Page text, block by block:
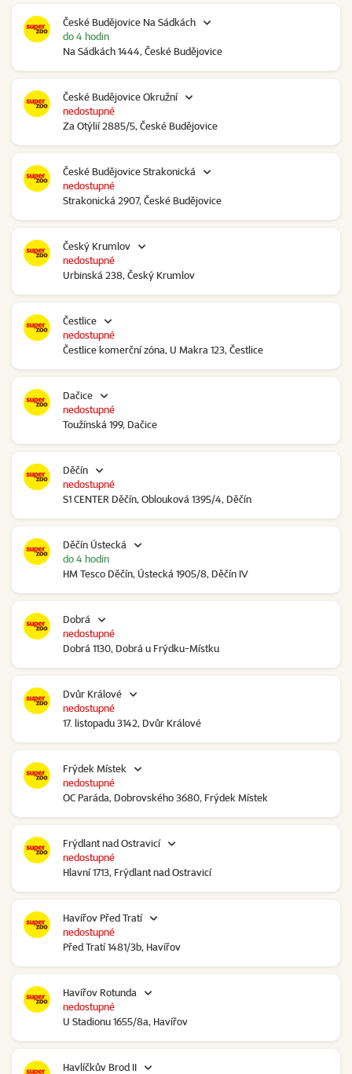
České Budějovice Na Sádkách
Na Sádkách 1444, České Budějovice
do 4 hodin
České Budějovice Okružní
Za Otýlií 2885/5, České Budějovice
nedostupné
České Budějovice Strakonická
Strakonická 2907, České Budějovice
nedostupné
Český Krumlov
Urbinská 238, Český Krumlov
nedostupné
Čestlice
Čestlice komerční zóna, U Makra 123, Čestlice
nedostupné
Dačice
Toužínská 199, Dačice
nedostupné
Děčín
S1 CENTER Děčín, Oblouková 1395/4, Děčín
nedostupné
Děčín Ústecká
HM Tesco Děčín, Ústecká 1905/8, Děčín IV
do 4 hodin
Dobrá
Dobrá 1130, Dobrá u Frýdku-Místku
nedostupné
Dvůr Králové
17. listopadu 3142, Dvůr Králové
nedostupné
Frýdek Místek
OC Paráda, Dobrovského 3680, Frýdek Místek
nedostupné
Frýdlant nad Ostravicí
Hlavní 1713, Frýdlant nad Ostravicí
nedostupné
Havířov Před Tratí
Před Tratí 1481/3b, Havířov
nedostupné
Havířov Rotunda
U Stadionu 1655/8a, Havířov
nedostupné
Havlíčkův Brod II